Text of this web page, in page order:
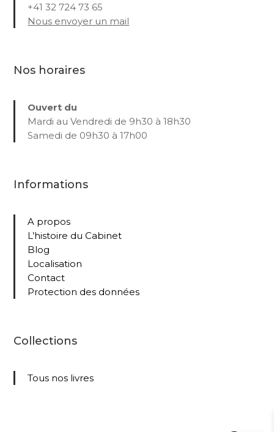
+41 32 724 73 65
Nous envoyer un mail
Nos horaires
Ouvert du
Mardi au Vendredi de 9h30 à 18h30
Samedi de 09h30 à 17h00
Informations
A propos
L’histoire du Cabinet
Blog
Localisation
Contact
Protection des données
Collections
Tous nos livres